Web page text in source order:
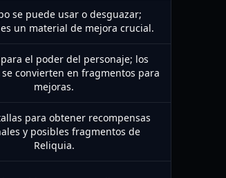
se puede usar o desguazar;
un material de mejora crucial.
el poder del personaje; los
convierten en fragmentos para
mejoras.
para obtener recompensas
y posibles fragmentos de
Reliquia.